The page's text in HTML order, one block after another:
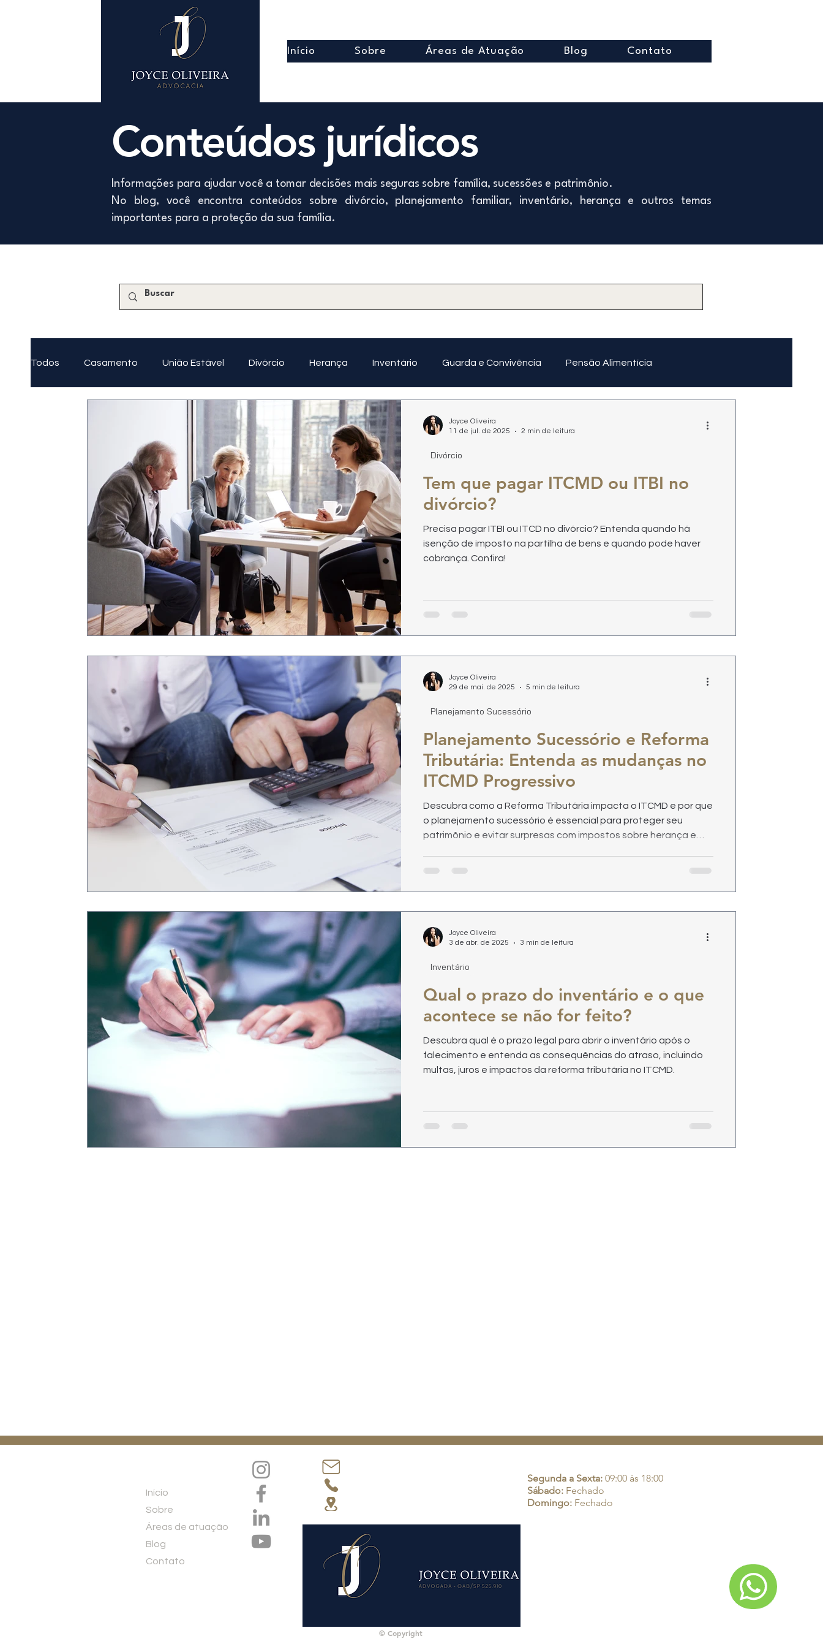
Início Sobre Áreas de Atuação Blog Contato
Conteúdos jurídicos
Informações para ajudar você a tomar decisões mais seguras sobre família, sucessões e patrimônio.
No blog, você encontra conteúdos sobre divórcio, planejamento familiar, inventário, herança e outros temas
importantes para a proteção da sua família.
Todos Casamento União Estável Divórcio Herança Inventário Guarda e Convivência Pensão Alimentícia
Regularização Imobiliária Planejamento Sucessório
Tem que pagar ITCMD ou ITBI no
divórcio?
Precisa pagar ITBI ou ITCD no divórcio? Entenda quando há
isenção de imposto na partilha de bens e quando pode haver
cobrança. Confira!
Divórcio
Joyce Oliveira
11 de jul. de 2025
2 min de leitura
Planejamento Sucessório e Reforma
Tributária: Entenda as mudanças no
ITCMD Progressivo
Descubra como a Reforma Tributária impacta o ITCMD e por que
o planejamento sucessório é essencial para proteger seu
patrimônio e evitar surpresas com impostos sobre herança e
Planejamento Sucessório
Joyce Oliveira
29 de mai. de 2025
5 min de leitura
Qual o prazo do inventário e o que
acontece se não for feito?
Descubra qual é o prazo legal para abrir o inventário após o
falecimento e entenda as consequências do atraso, incluindo
multas, juros e impactos da reforma tributária no ITCMD.
Inventário
Joyce Oliveira
3 de abr. de 2025
3 min de leitura
Início
Sobre
Áreas de atuação
Blog
Contato
Segunda a Sexta: 09:00 às 18:00
Sábado: Fechado
Domingo: Fechado
© Copyright